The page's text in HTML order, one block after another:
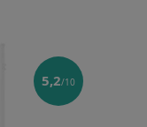
5,2/10